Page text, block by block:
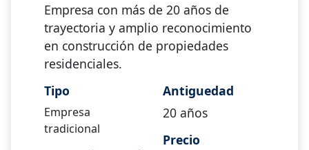
Empresa con más de 20 años de
trayectoria y amplio reconocimiento
en construcción de propiedades
residenciales.
Tipo
Empresa
tradicional
Antiguedad
20 años
Precio